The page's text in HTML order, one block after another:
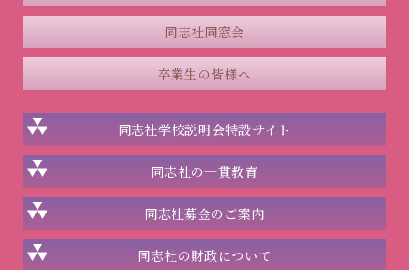
同志社同窓会
卒業生の皆様へ
同志社学校説明会特設サイト
同志社の一貫教育
同志社募金のご案内
同志社の財政について